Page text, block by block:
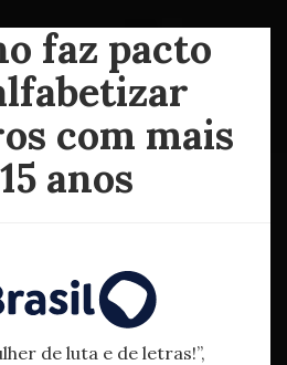
faz pacto
com mais
anos
de luta e de letras!”,